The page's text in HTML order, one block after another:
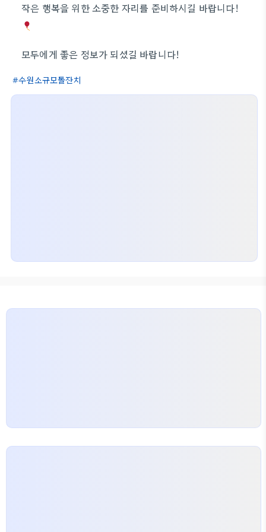
작은 행복을 위한 소중한 자리를 준비하시길 바랍니다!
모두에게 좋은 정보가 되셨길 바랍니다!
수원소규모돌잔치